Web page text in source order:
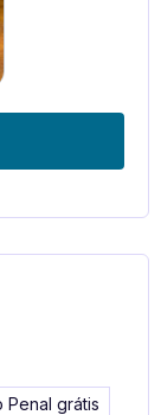
Penal grátis